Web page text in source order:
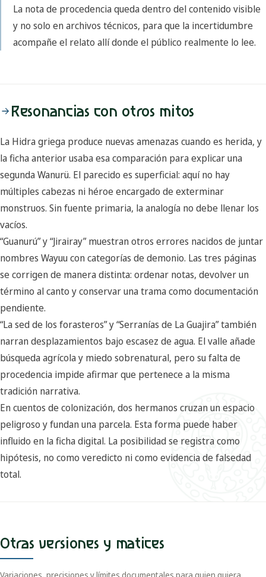
La nota de procedencia queda dentro del contenido visible
y no solo en archivos técnicos, para que la incertidumbre
acompañe el relato allí donde el público realmente lo lee.
Resonancias con otros mitos
La Hidra griega produce nuevas amenazas cuando es herida, y
la ficha anterior usaba esa comparación para explicar una
segunda Wanurü. El parecido es superficial: aquí no hay
múltiples cabezas ni héroe encargado de exterminar
monstruos. Sin fuente primaria, la analogía no debe llenar los
vacíos.
“Guanurú” y “Jirairay” muestran otros errores nacidos de juntar
nombres Wayuu con categorías de demonio. Las tres páginas
se corrigen de manera distinta: ordenar notas, devolver un
término al canto y conservar una trama como documentación
pendiente.
“La sed de los forasteros” y “Serranías de La Guajira” también
narran desplazamientos bajo escasez de agua. El valle añade
búsqueda agrícola y miedo sobrenatural, pero su falta de
procedencia impide afirmar que pertenece a la misma
tradición narrativa.
En cuentos de colonización, dos hermanos cruzan un espacio
peligroso y fundan una parcela. Esta forma puede haber
influido en la ficha digital. La posibilidad se registra como
hipótesis, no como veredicto ni como evidencia de falsedad
total.
Otras versiones y matices